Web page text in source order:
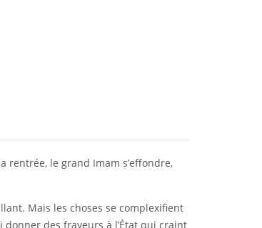
rentrée, le grand Imam s’effondre,
Mais les choses se complexifient
des frayeurs à l’État qui craint